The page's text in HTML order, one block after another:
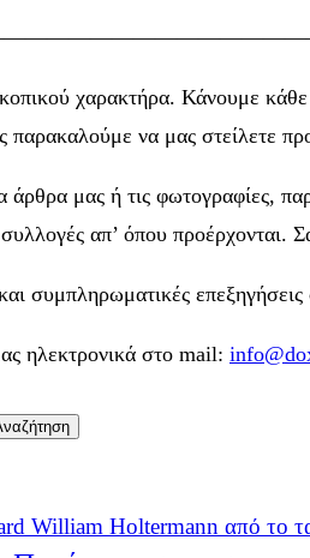
χαρακτήρα. Κάνουμε
παρακαλούμε να μας στείλετε
άρθρα μας ή τις φωτογραφίες,
απ’ όπου προέρχονται.
συμπληρωματικές επεξηγήσεις
ηλεκτρονικά στο mail:
William Holtermann από το